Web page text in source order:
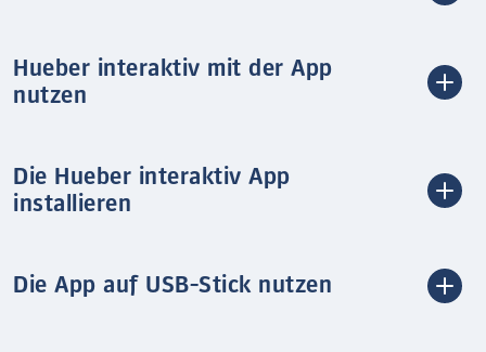
Hueber interaktiv mit der App
nutzen
Die Hueber interaktiv App
installieren
Die App auf USB-Stick nutzen